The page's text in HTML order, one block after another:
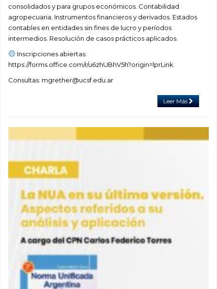
consolidados y para grupos económicos. Contabilidad
agropecuaria. Instrumentos financieros y derivados. Estados
contables en entidades sin fines de lucro y períodos
intermedios. Resolución de casos prácticos aplicados.
Inscripciones abiertas:
https://forms.office.com/r/u6zhUBhV5h?origin=lprLink
Consultas: mgrether@ucsf.edu.ar
Leer Más